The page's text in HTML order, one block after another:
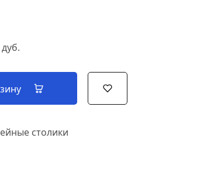
столики